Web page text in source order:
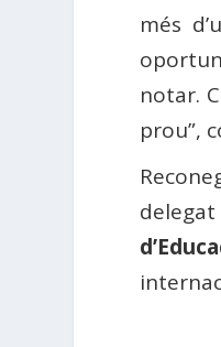
més
notar.
prou”,